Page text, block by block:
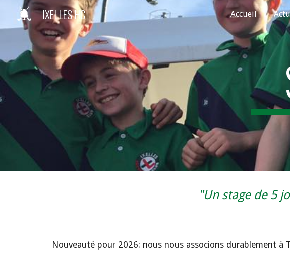
Skip to main content
IXELLES HC Accueil Actu
"Un stage de 5
Nouveauté pour 2026: nous nous associons durablement à